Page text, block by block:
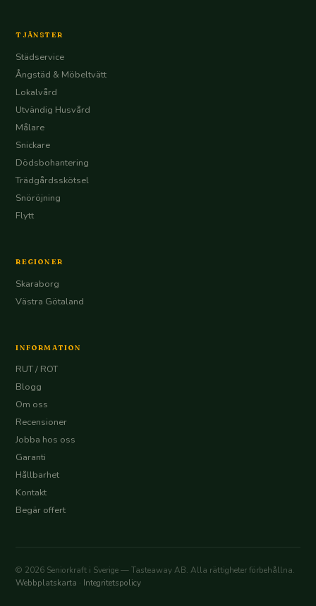
TJÄNSTER
Städservice
Ångstäd & Möbeltvätt
Lokalvård
Utvändig Husvård
Målare
Snickare
Dödsbohantering
Trädgårdsskötsel
Snöröjning
Flytt
REGIONER
Skaraborg
Västra Götaland
INFORMATION
RUT / ROT
Blogg
Om oss
Recensioner
Jobba hos oss
Garanti
Hållbarhet
Kontakt
Begär offert
© 2026 Seniorkraft i Sverige — Tasteaway AB. Alla rättigheter förbehållna.
Webbplatskarta · Integritetspolicy